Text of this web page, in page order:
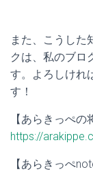
また、こうした
クは、私のブロ
す。よろしけれ
す！
【あらきっぺの
https://
【あらきっぺ